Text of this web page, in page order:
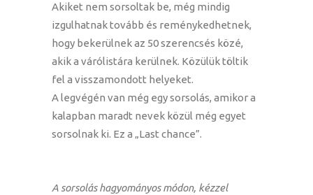
Akiket nem sorsoltak be, még mindig
izgulhatnak tovább és reménykedhetnek,
hogy bekerülnek az 50 szerencsés közé,
akik a várólistára kerülnek. Közülük töltik
fel a visszamondott helyeket.
A legvégén van még egy sorsolás, amikor a
kalapban maradt nevek közül még egyet
sorsolnak ki. Ez a „Last chance”.
A sorsolás hagyományos módon, kézzel